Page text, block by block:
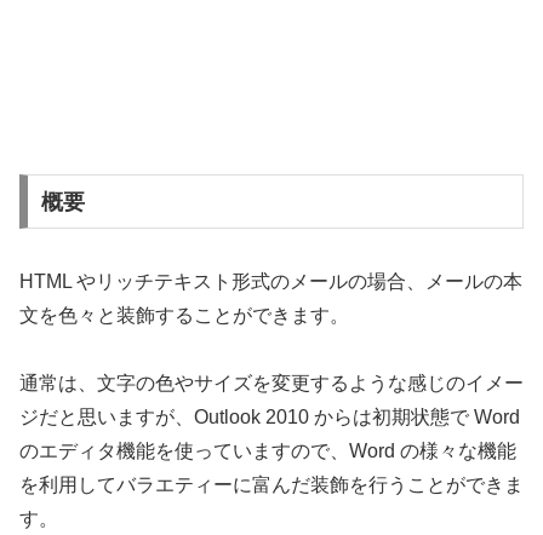
概要
HTML やリッチテキスト形式のメールの場合、メールの本
文を色々と装飾することができます。
通常は、文字の色やサイズを変更するような感じのイメー
ジだと思いますが、Outlook 2010 からは初期状態で Word
のエディタ機能を使っていますので、Word の様々な機能
を利用してバラエティーに富んだ装飾を行うことができま
す。